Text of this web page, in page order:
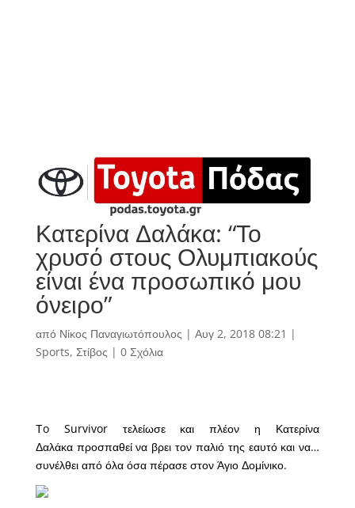
Κατερίνα Δαλάκα: “Το
χρυσό στους Ολυμπιακούς
είναι ένα προσωπικό μου
όνειρο”
από Νίκος Παναγιωτόπουλος | Αυγ 2, 2018 08:21 |
Sports, Στίβος | 0 Σχόλια
Τo Survivor τελείωσε και πλέον η Κατερίνα
Δαλάκα προσπαθεί να βρει τον παλιό της εαυτό και να…
συνέλθει από όλα όσα πέρασε στον Άγιο Δομίνικο.